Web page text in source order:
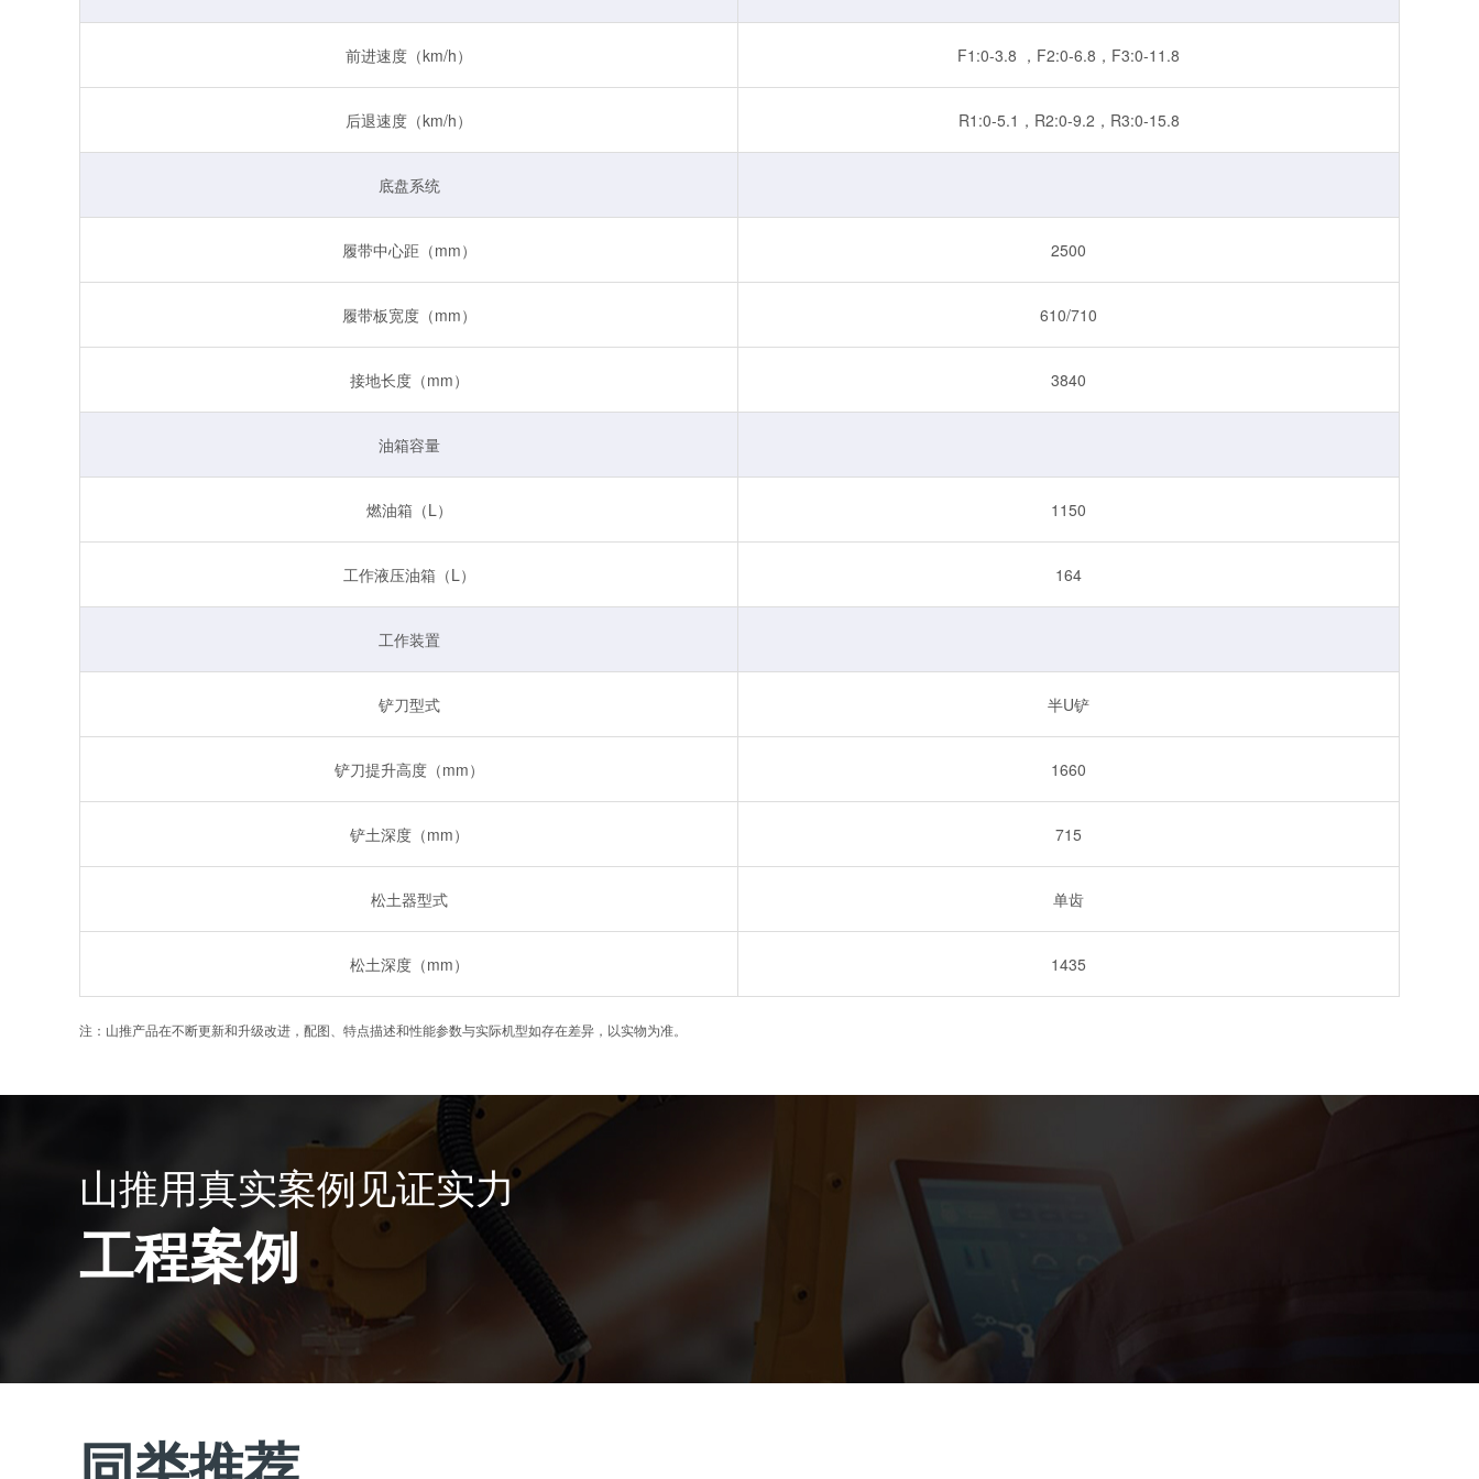
前进速度（km/h） F1:0-3.8 ，F2:0-6.8，F3:0-11.8
后退速度（km/h） R1:0-5.1，R2:0-9.2，R3:0-15.8
底盘系统
履带中心距（mm） 2500
履带板宽度（mm） 610/710
接地长度（mm） 3840
油箱容量
燃油箱（L） 1150
工作液压油箱（L） 164
工作装置
铲刀型式 半U铲
铲刀提升高度（mm） 1660
铲土深度（mm） 715
松土器型式 单齿
松土深度（mm） 1435
注：山推产品在不断更新和升级改进，配图、特点描述和性能参数与实际机型如存在差异，以实物为准。
山推用真实案例见证实力
工程案例